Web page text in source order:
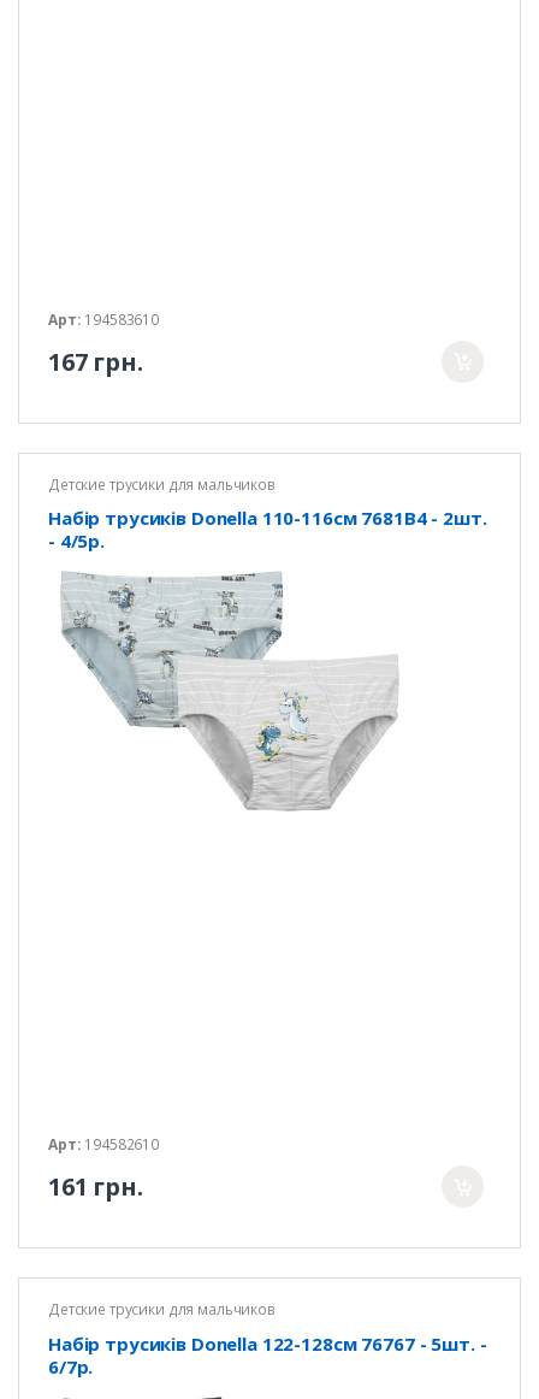
Арт: 194583610
167 грн.
Детские трусики для мальчиков
Набір трусиків Donella 110-116см 7681B4 - 2шт.
- 4/5р.
Арт: 194582610
161 грн.
Детские трусики для мальчиков
Набір трусиків Donella 122-128см 76767 - 5шт. -
6/7р.